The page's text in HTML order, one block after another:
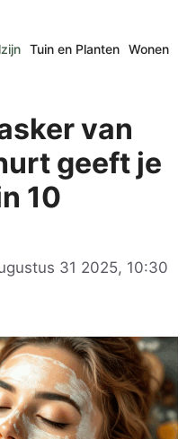
Tuin en Planten Wonen
van
geeft je
10
31 2025, 10:30